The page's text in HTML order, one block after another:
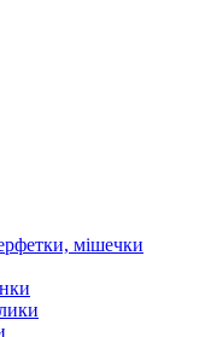
мішечки